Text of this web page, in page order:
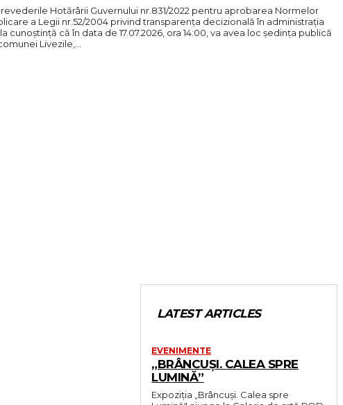
Hotărârii Guvernului nr.831/2022 pentru aprobarea Normelor
a Legii nr.52/2004 privind transparența decizională în administrația
cunoștință că în data de 17.07.2026, ora 14:00, va avea loc ședința publică
Livezile,...
LATEST ARTICLES
EVENIMENTE
„BRÂNCUȘI. CALEA SPRE
LUMINĂ”
Expoziția „Brâncuși. Calea spre